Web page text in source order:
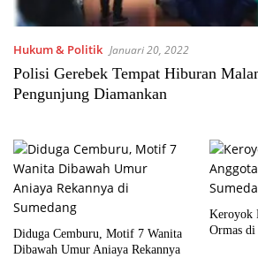
Hukum & Politik Januari 20, 2022
Polisi Gerebek Tempat Hiburan
Pengunjung Diamankan
Diduga Cemburu, Motif 7 Wanita
Dibawah Umur Aniaya Rekannya
Keroyok
Ormas